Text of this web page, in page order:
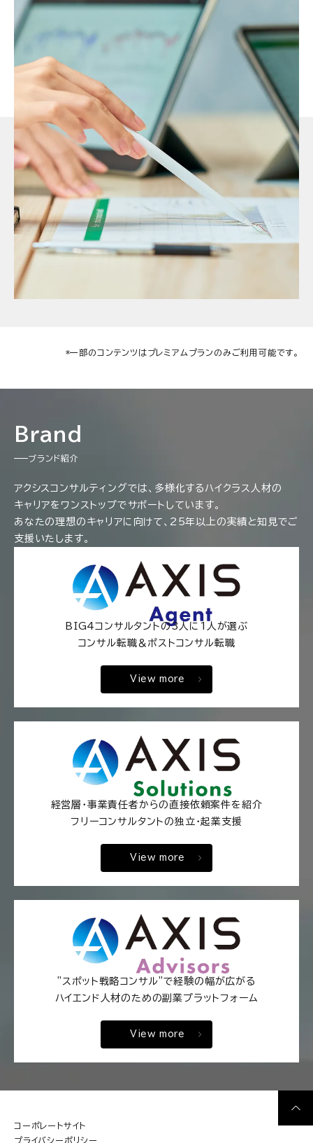
*一部のコンテンツはプレミアムプランのみご利用可能です。
Brand
ブランド紹介
アクシスコンサルティングでは、多様化するハイクラス人材の
キャリアをワンストップでサポートしています。
あなたの理想のキャリアに向けて、25年以上の実績と知見でご
支援いたします。
BIG4コンサルタントの3人に1人が選ぶ
コンサル転職＆ポストコンサル転職
View more
経営層・事業責任者からの直接依頼案件を紹介
フリーコンサルタントの独立・起業支援
View more
"スポット戦略コンサル"で経験の幅が広がる
ハイエンド人材のための副業プラットフォーム
View more
コーポレートサイト
プライバシーポリシー